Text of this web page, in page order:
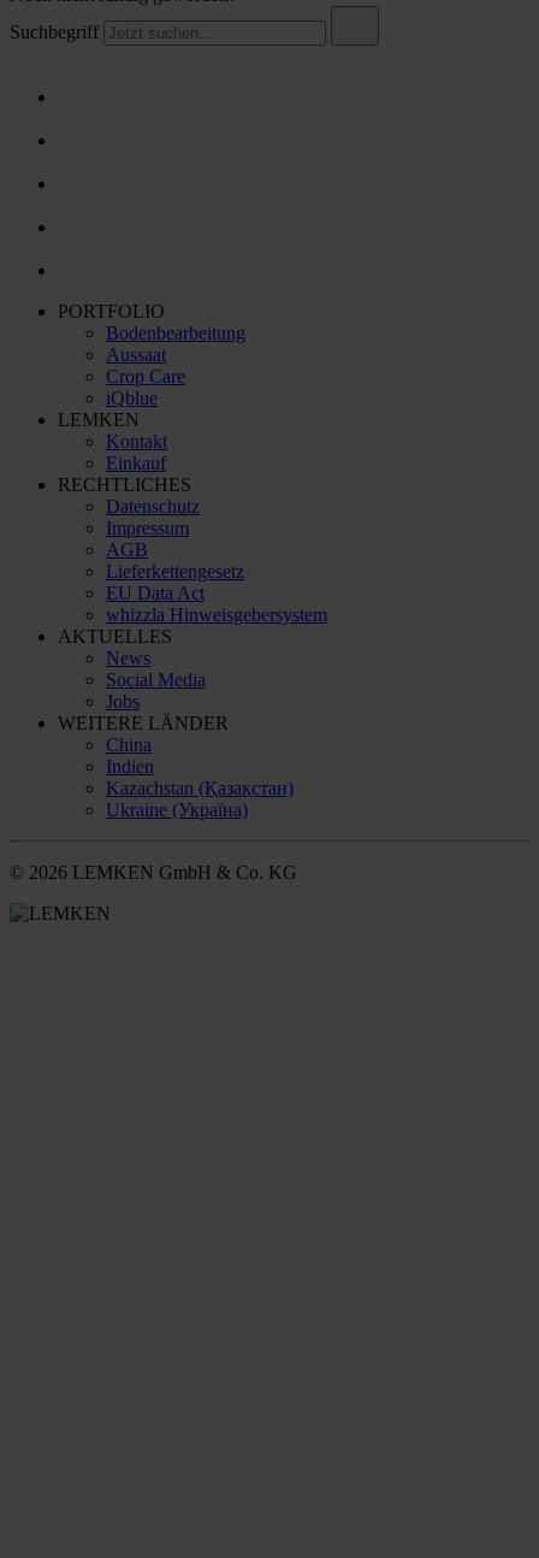
Suchbegriff
PORTFOLIO
Bodenbearbeitung
Aussaat
Crop Care
iQblue
LEMKEN
Kontakt
Einkauf
RECHTLICHES
Datenschutz
Impressum
AGB
Lieferkettengesetz
EU Data Act
whizzla Hinweisgebersystem
AKTUELLES
News
Social Media
Jobs
WEITERE LÄNDER
China
Indien
Kazachstan (Қазақстан)
Ukraine (Україна)
© 2026 LEMKEN GmbH & Co. KG